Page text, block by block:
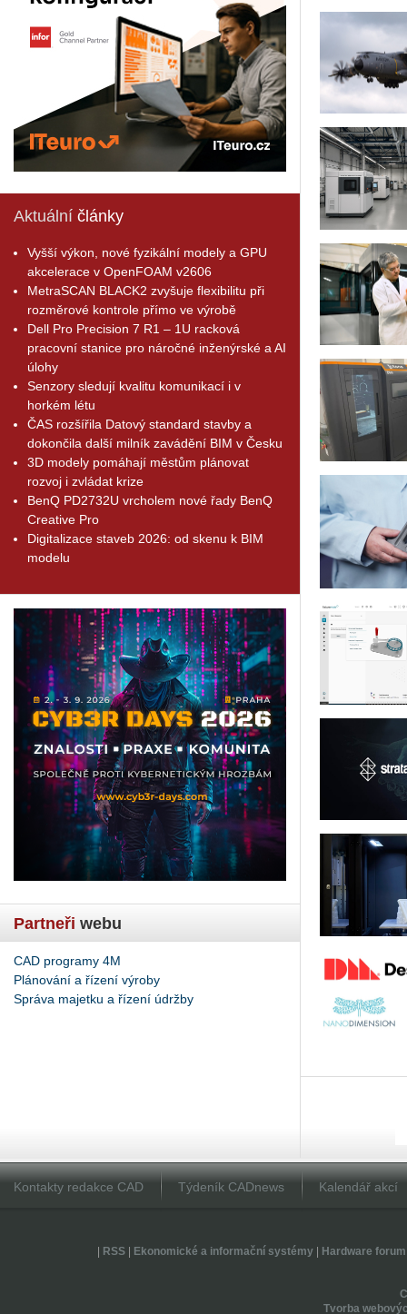
Aktuální články
Vyšší výkon, nové fyzikální modely a GPU
akcelerace v OpenFOAM v2606
MetraSCAN BLACK2 zvyšuje flexibilitu při
rozměrové kontrole přímo ve výrobě
Dell Pro Precision 7 R1 – 1U racková
pracovní stanice pro náročné inženýrské a AI
úlohy
Senzory sledují kvalitu komunikací i v
horkém létu
ČAS rozšířila Datový standard stavby a
dokončila další milník zavádění BIM v Česku
3D modely pomáhají městům plánovat
rozvoj i zvládat krize
BenQ PD2732U vrcholem nové řady BenQ
Creative Pro
Digitalizace staveb 2026: od skenu k BIM
modelu
Partneři webu
CAD programy 4M
Plánování a řízení výroby
Správa majetku a řízení údržby
Kontakty redakce CAD Týdeník CADnews Kalendář akcí
RSS| Ekonomické a informační systémy| Hardware forum
Tvorba